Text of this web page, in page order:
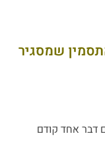
שמסגיר
דבר אחד קודם